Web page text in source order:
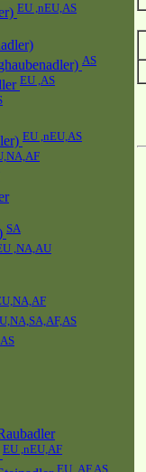
EU ,nEU,AS
AS
EU ,AS
EU ,nEU,AS
SA
,NA,AU
AS
EU ,nEU,AF
EU ,AF,AS